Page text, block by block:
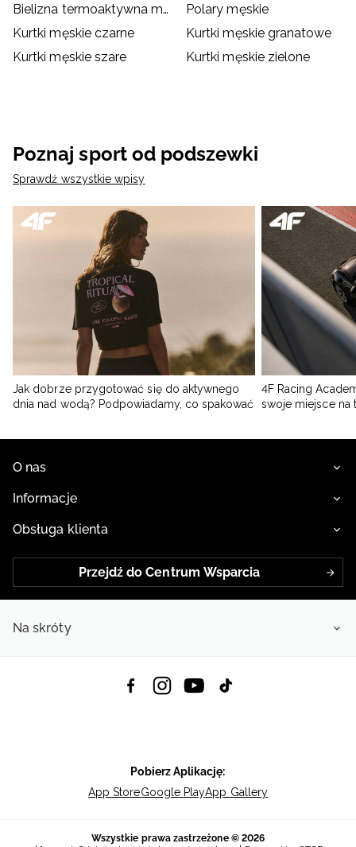
Bielizna termoaktywna męska
Polary męskie
Kurtki męskie czarne
Kurtki męskie granatowe
Kurtki męskie szare
Kurtki męskie zielone
Poznaj sport od podszewki
Sprawdź wszystkie wpisy
Jak dobrze przygotować się do aktywnego
dnia nad wodą? Podpowiadamy, co spakować
4F Racing
swoje miejsce na
O nas
Informacje
Obsługa klienta
Przejdź do Centrum Wsparcia
Na skróty
Pobierz Aplikację:
App StoreGoogle PlayApp Gallery
Wszystkie prawa zastrzeżone © 2026